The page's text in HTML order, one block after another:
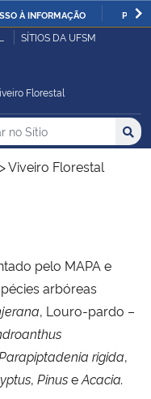
À INFORMAÇÃO
SÍTIOS DA UFSM
Florestal
no no Sítio
>Viveiro Florestal
pelo MAPA e
arbóreas
, Louro-pardo –
rigida,
, PinuseAcacia.